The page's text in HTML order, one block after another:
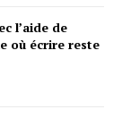
l’aide de
où écrire reste